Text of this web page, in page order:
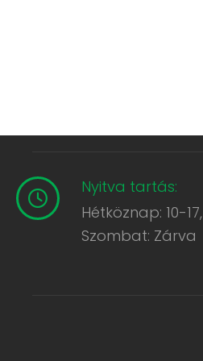
Nyitva tartás:
Hétköznap: 10-17,
Szombat: Zárva